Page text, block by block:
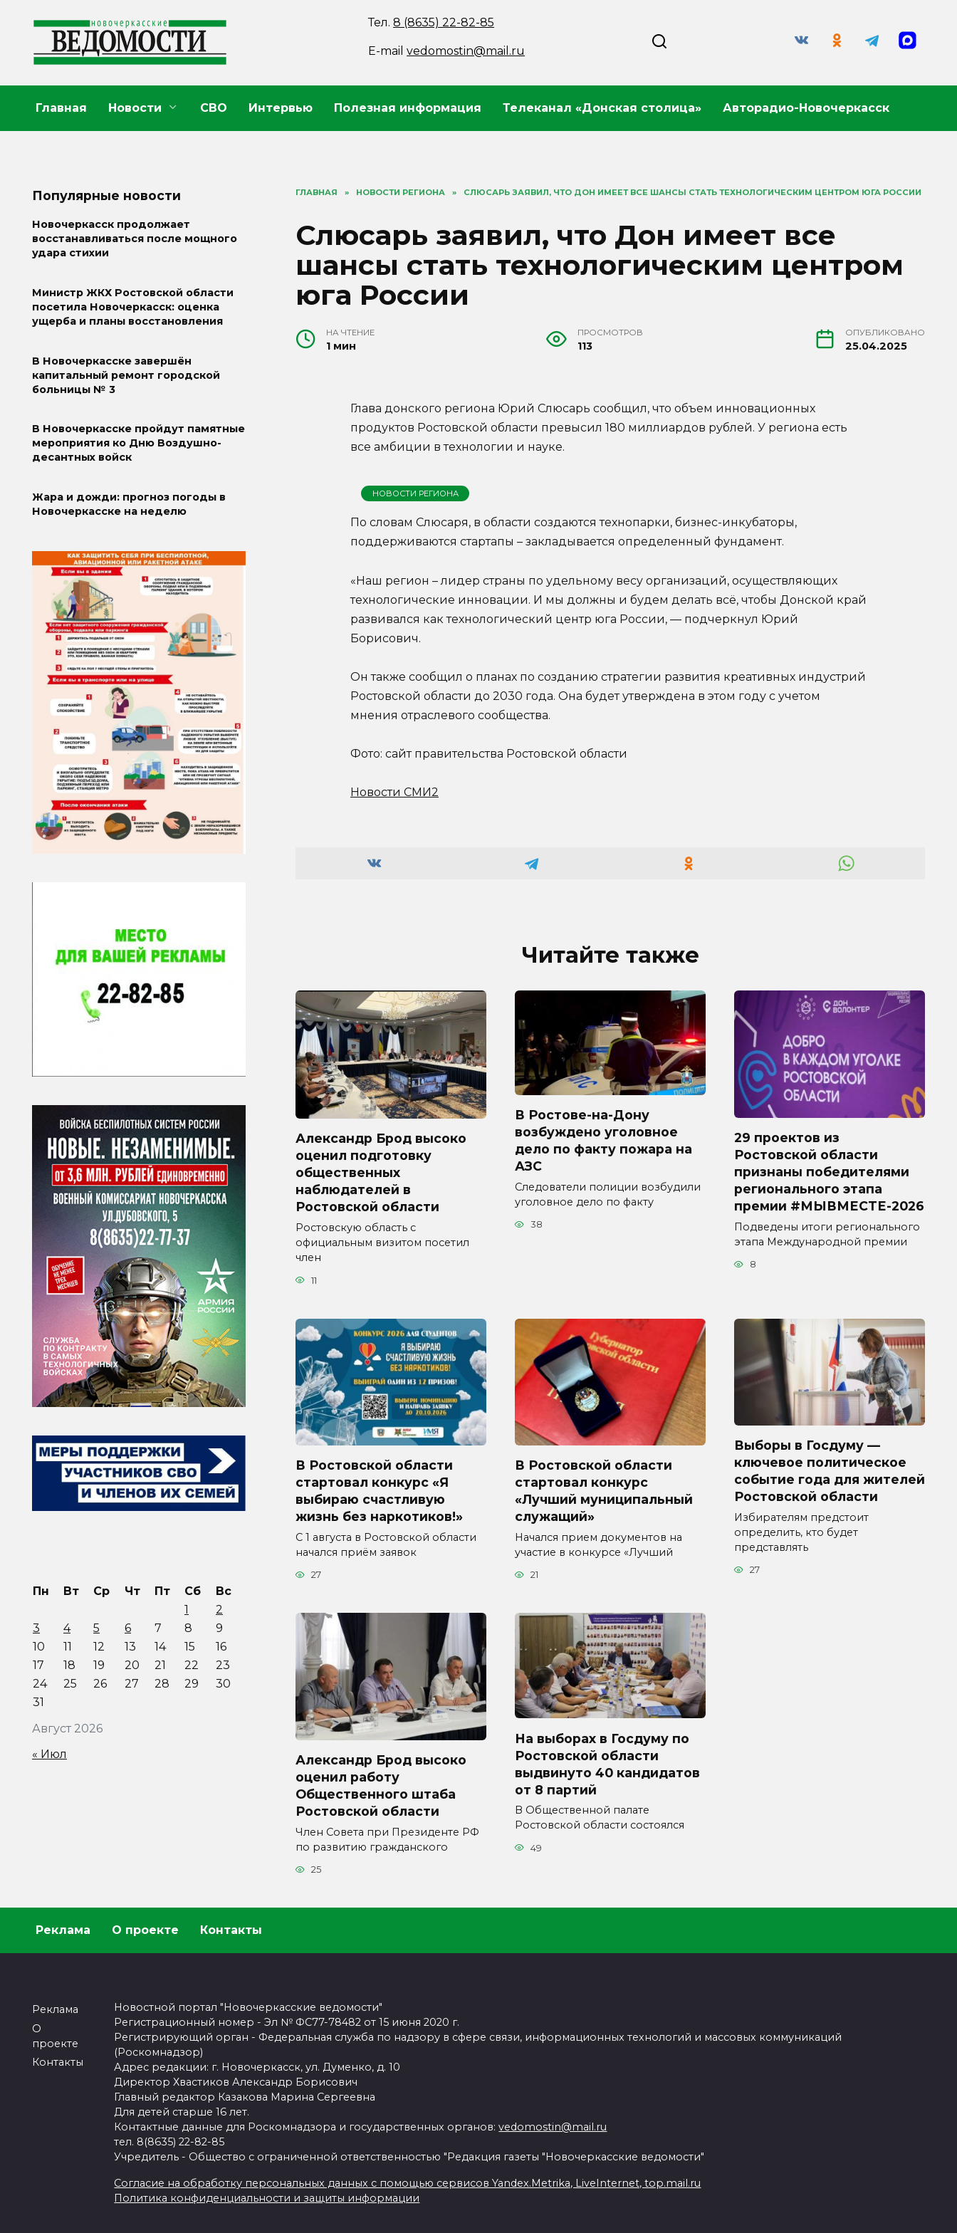
содержанию
Тел.8 (8635) 22-82-85
E-mailvedomostin@mail.ru
Главная Новости СВО Интервью Полезная информация Телеканал «Донская столица» Авторадио-Новочеркасск
ГЛАВНАЯ » НОВОСТИ РЕГИОНА » СЛЮСАРЬ ЗАЯВИЛ, ЧТО ДОН ИМЕЕТ ВСЕ ШАНСЫ СТАТЬ ТЕХНОЛОГИЧЕСКИМ ЦЕНТРОМ ЮГА РОССИИ
Слюсарь заявил, что Дон имеет все
шансы стать технологическим центром
юга России
НА ЧТЕНИЕ
1 мин
ПРОСМОТРОВ
113
ОПУБЛИКОВАНО
25.04.2025
Глава донского региона Юрий Слюсарь сообщил, что объем инновационных
продуктов Ростовской области превысил 180 миллиардов рублей. У региона есть
все амбиции в технологии и науке.
НОВОСТИ РЕГИОНА
По словам Слюсаря, в области создаются технопарки, бизнес-инкубаторы,
поддерживаются стартапы – закладывается определенный фундамент.
«Наш регион – лидер страны по удельному весу организаций, осуществляющих
технологические инновации. И мы должны и будем делать всё, чтобы Донской край
развивался как технологический центр юга России, — подчеркнул Юрий
Борисович.
Он также сообщил о планах по созданию стратегии развития креативных индустрий
Ростовской области до 2030 года. Она будет утверждена в этом году с учетом
мнения отраслевого сообщества.
Фото: сайт правительства Ростовской области
Новости СМИ2
Читайте также
Александр Брод высоко
оценил подготовку
общественных
наблюдателей в
Ростовской области
Ростовскую область с
официальным визитом посетил
член
11
В Ростове-на-Дону
возбуждено уголовное
дело по факту пожара на
АЗС
Следователи полиции возбудили
уголовное дело по факту
38
29 проектов из
Ростовской области
признаны победителями
регионального этапа
премии #МЫВМЕСТЕ-2026
Подведены итоги регионального
этапа Международной премии
8
В Ростовской области
стартовал конкурс «Я
выбираю счастливую
жизнь без наркотиков!»
С 1 августа в Ростовской области
начался приём заявок
27
В Ростовской области
стартовал конкурс
«Лучший муниципальный
служащий»
Начался прием документов на
участие в конкурсе «Лучший
21
Выборы в Госдуму —
ключевое политическое
событие года для жителей
Ростовской области
Избирателям предстоит
определить, кто будет
представлять
27
Александр Брод высоко
оценил работу
Общественного штаба
Ростовской области
Член Совета при Президенте РФ
по развитию гражданского
25
На выборах в Госдуму по
Ростовской области
выдвинуто 40 кандидатов
от 8 партий
В Общественной палате
Ростовской области состоялся
49
Популярные новости
Новочеркасск продолжает
восстанавливаться после мощного
удара стихии
Министр ЖКХ Ростовской области
посетила Новочеркасск: оценка
ущерба и планы восстановления
В Новочеркасске завершён
капитальный ремонт городской
больницы № 3
В Новочеркасске пройдут памятные
мероприятия ко Дню Воздушно-
десантных войск
Жара и дожди: прогноз погоды в
Новочеркасске на неделю
Август 2026
Пн Вт Ср Чт Пт Сб
Вс
1
2
3
4 5 6 7 8
9
10
11 12 13 14 15
16
17
18 19 20 21 22
23
24
25 26 27 28 29
30
31
« Июл
Реклама О проекте Контакты
Реклама
О
проекте
Контакты
Новостной портал "Новочеркасские ведомости"
Регистрационный номер - Эл № ФС77-78482 от 15 июня 2020 г.
Регистрирующий орган - Федеральная служба по надзору в сфере связи, информационных технологий и массовых коммуникаций
(Роскомнадзор)
Адрес редакции: г. Новочеркасск, ул. Думенко, д. 10
Директор Хвастиков Александр Борисович
Главный редактор Казакова Марина Сергеевна
Для детей старше 16 лет.
Контактные данные для Роскомнадзора и государственных органов:vedomostin@mail.ru
тел. 8(8635) 22-82-85
Учредитель - Общество с ограниченной ответственностью "Редакция газеты "Новочеркасские ведомости"
Согласие на обработку персональных данных с помощью сервисов Yandex.Metrika, LiveInternet, top.mail.ru
Политика конфиденциальности и защиты информации